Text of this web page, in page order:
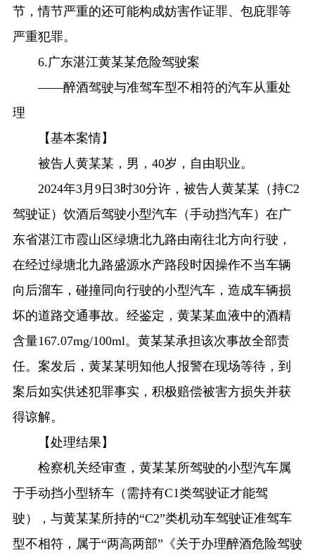
节，情节严重的还可能构成妨害作证罪、包庇罪等
严重犯罪。
6.广东湛江黄某某危险驾驶案
——醉酒驾驶与准驾车型不相符的汽车从重处
理
【基本案情】
被告人黄某某，男，40岁，自由职业。
2024年3月9日3时30分许，被告人黄某某（持C2
驾驶证）饮酒后驾驶小型汽车（手动挡汽车）在广
东省湛江市霞山区绿塘北九路由南往北方向行驶，
在经过绿塘北九路盛源水产路段时因操作不当车辆
向后溜车，碰撞同向行驶的小型汽车，造成车辆损
坏的道路交通事故。经鉴定，黄某某血液中的酒精
含量167.07mg/100ml。黄某某承担该次事故全部责
任。案发后，黄某某明知他人报警在现场等待，到
案后如实供述犯罪事实，积极赔偿被害方损失并获
得谅解。
【处理结果】
检察机关经审查，黄某某所驾驶的小型汽车属
于手动挡小型轿车（需持有C1类驾驶证才能驾
驶），与黄某某所持的“C2”类机动车驾驶证准驾车
型不相符，属于“两高两部”《关于办理醉酒危险驾驶